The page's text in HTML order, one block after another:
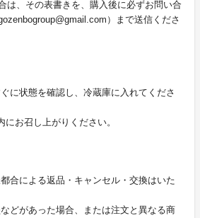
は、その表書きを、購入後に必ずお問い合
）まで送信くださ
に状態を確認し、冷蔵庫に入れてくださ
にお召し上がりください。
合による返品・キャンセル・交換はいた
どがあった場合、または注文と異なる商